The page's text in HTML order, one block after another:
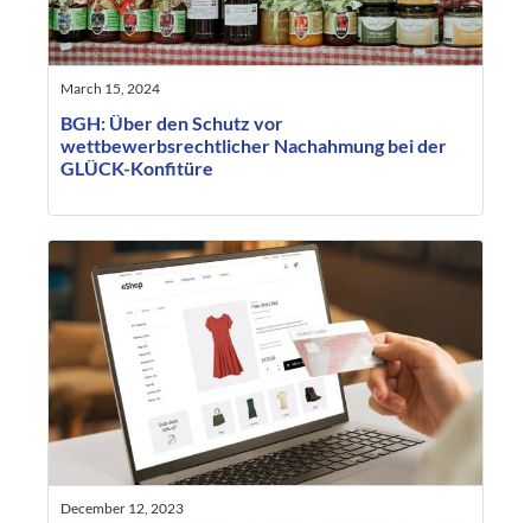
March 15, 2024
BGH: Über den Schutz vor
wettbewerbsrechtlicher Nachahmung bei der
GLÜCK-Konfitüre
December 12, 2023